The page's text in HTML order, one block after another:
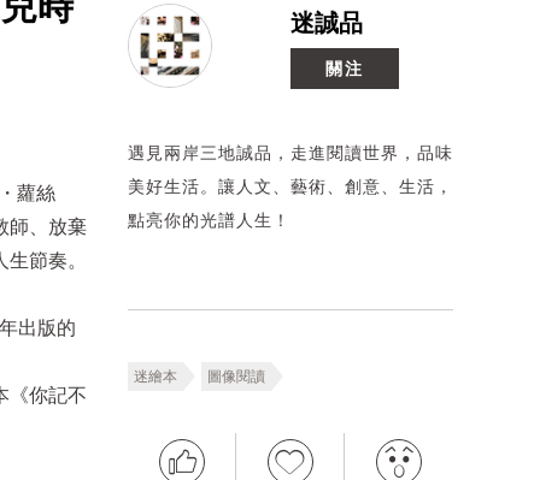
蘿絲
師、放棄
節奏。
出版的
《你記不
迷誠品
關注
遇見兩岸三地誠品，走進閱讀世界，品味
美好生活。讓人文、藝術、創意、生活，
點亮你的光譜人生！
迷繪本 圖像閱讀